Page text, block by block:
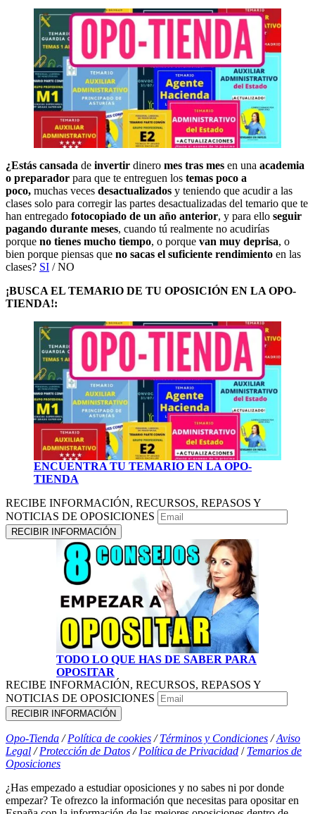
¿Estás cansada de invertir dinero mes tras mes en una academia
o preparador para que te entreguen los temas poco a
poco, muchas veces desactualizados y teniendo que acudir a las
clases solo para corregir las partes desactualizadas del temario que te
han entregado fotocopiado de un año anterior, y para ello seguir
pagando durante meses, cuando tú realmente no acudirías
porque no tienes mucho tiempo, o porque van muy deprisa, o
bien porque piensas que no sacas el suficiente rendimiento en las
clases? SI / NO
¡BUSCA EL TEMARIO DE TU OPOSICIÓN EN LA OPO-
TIENDA!:
ENCUENTRA TU TEMARIO EN LA OPO-
TIENDA
RECIBE INFORMACIÓN, RECURSOS, REPASOS Y
NOTICIAS DE OPOSICIONES
TODO LO QUE HAS DE SABER PARA
OPOSITAR
RECIBE INFORMACIÓN, RECURSOS, REPASOS Y
NOTICIAS DE OPOSICIONES
Opo-Tienda/Política de cookies/Términos y Condiciones/Aviso
Legal/Protección de Datos/Política de Privacidad / Temarios de
Oposiciones
¿Has empezado a estudiar oposiciones y no sabes ni por donde
empezar? Te ofrezco la información que necesitas para opositar en